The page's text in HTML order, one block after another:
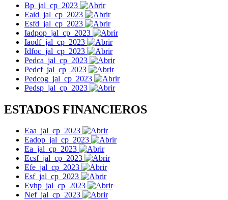
Bp_jal_cp_2023
Eaid_jal_cp_2023
Esfd_jal_cp_2023
Iadpop_jal_cp_2023
Iaodf_jal_cp_2023
Idfoc_jal_cp_2023
Pedca_jal_cp_2023
Pedcf_jal_cp_2023
Pedcog_jal_cp_2023
Pedsp_jal_cp_2023
ESTADOS FINANCIEROS
Eaa_jal_cp_2023
Eadop_jal_cp_2023
Ea_jal_cp_2023
Ecsf_jal_cp_2023
Efe_jal_cp_2023
Esf_jal_cp_2023
Evhp_jal_cp_2023
Nef_jal_cp_2023